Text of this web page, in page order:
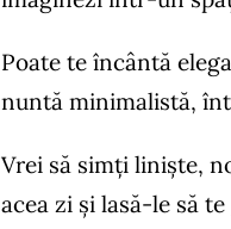
Poate te încântă
nuntă minimalistă,
Vrei să simți liniște,
acea zi și lasă-le să